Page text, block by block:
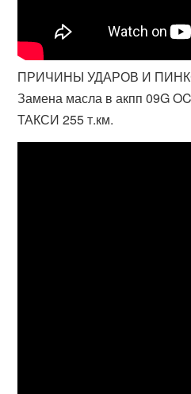
ПРИЧИНЫ УДАРОВ И
Замена масла в акпп 09G
ТАКСИ 255 т.км.